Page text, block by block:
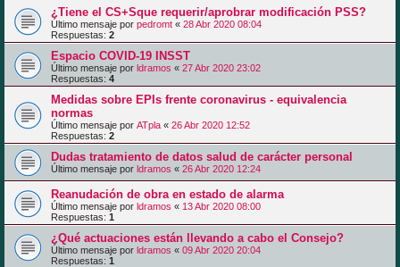
¿Tiene el CS+Sque requerir/aprobrar modificación PSS?
Último mensaje por pedromt « 28 Abr 2020 08:04
Respuestas: 2
Espacio COVID-19 INSST
Último mensaje por ldramos « 27 Abr 2020 23:02
Respuestas: 4
Medidas sobre EPIs frente coronavirus - equivalencia
normas
Último mensaje por ATpla « 26 Abr 2020 12:52
Respuestas: 2
Dudas tratamiento de datos salud de carácter personal
Último mensaje por ldramos « 26 Abr 2020 12:24
Reanudación de obra en estado de alarma
Último mensaje por ldramos « 13 Abr 2020 08:00
Respuestas: 1
¿Qué actuaciones están llevando a cabo el Consejo?
Último mensaje por ldramos « 09 Abr 2020 20:04
Respuestas: 1